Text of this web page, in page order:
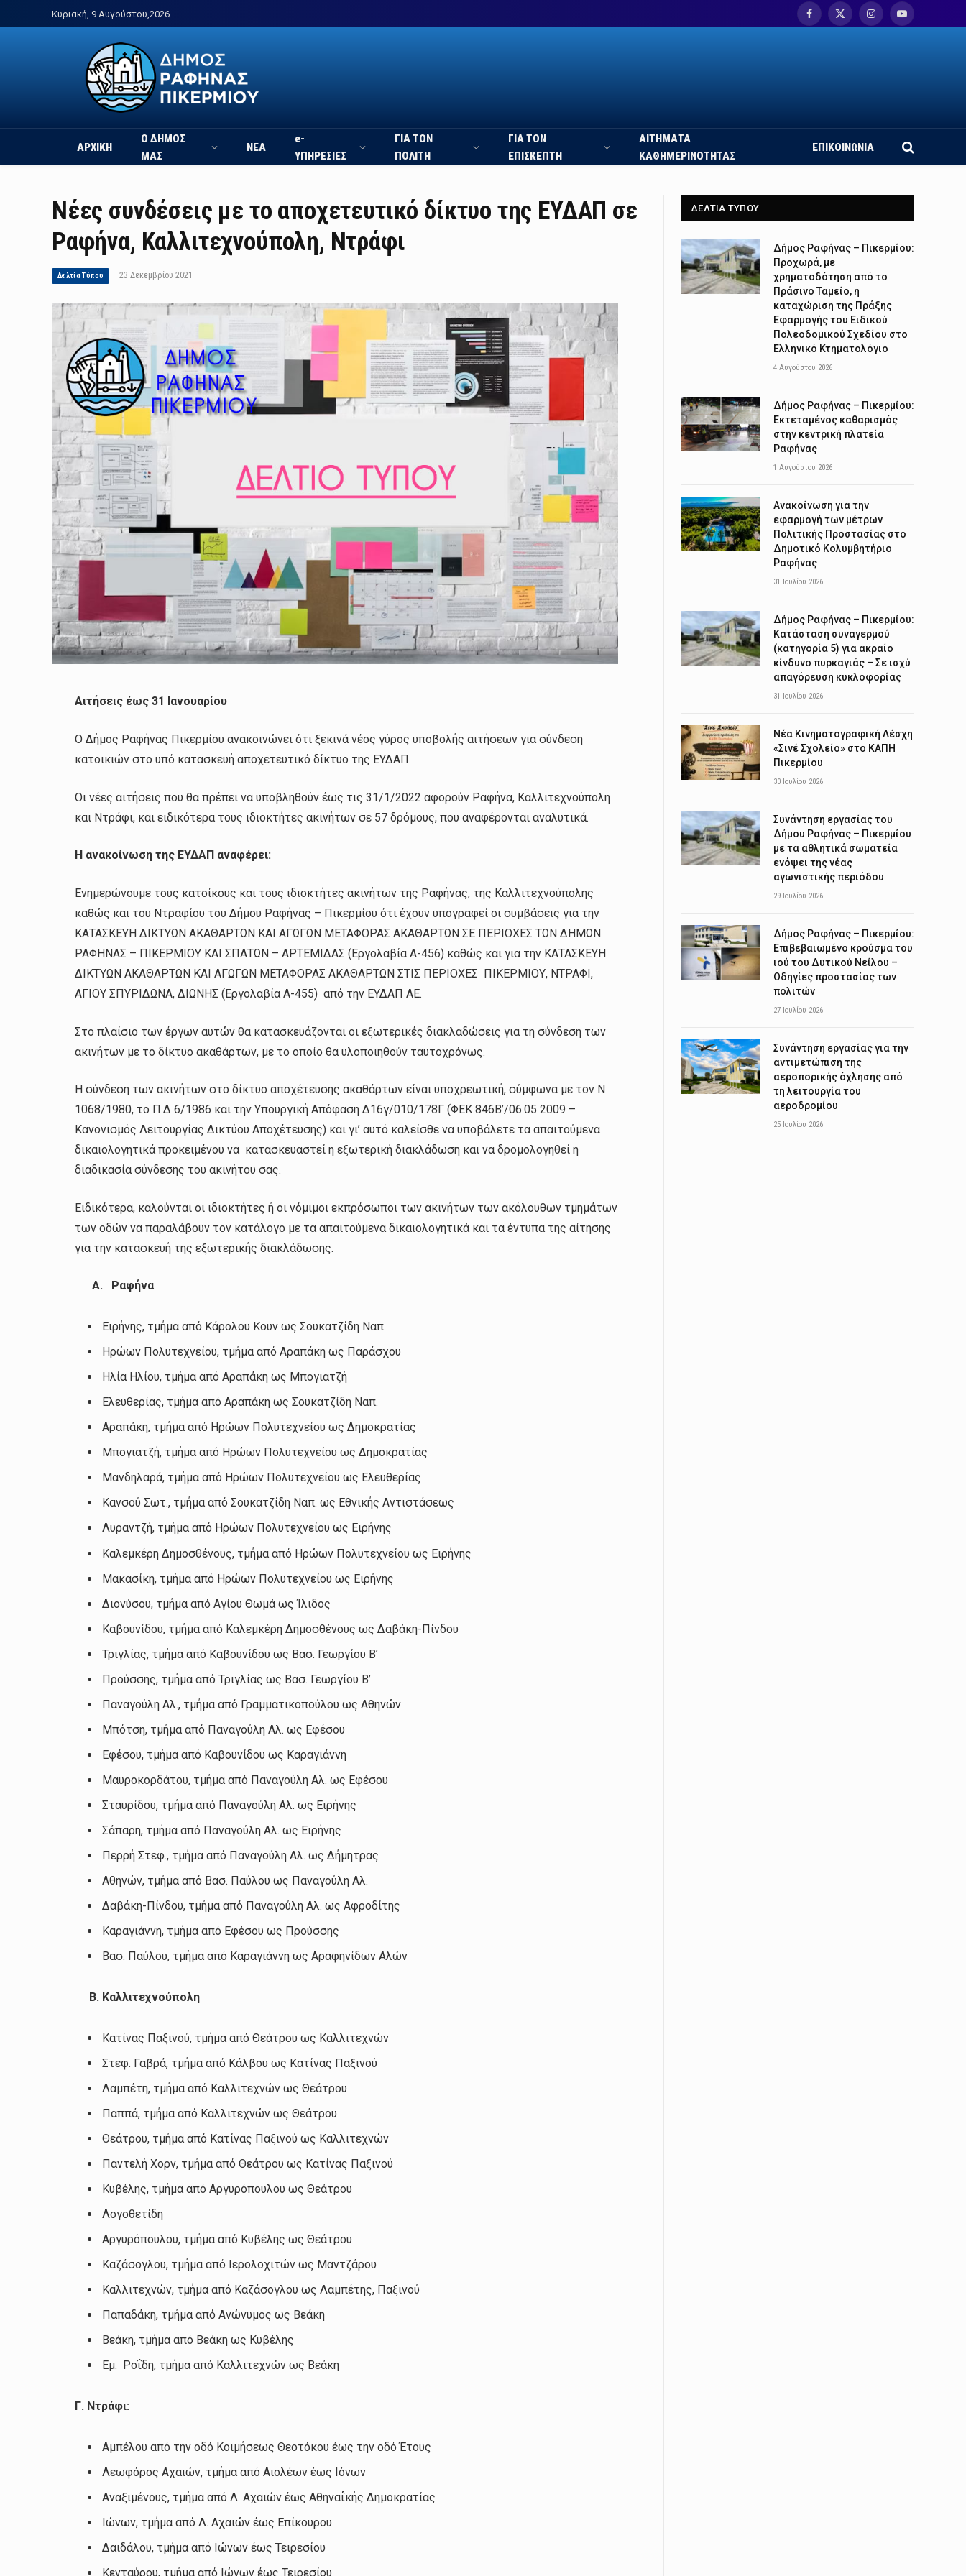
Κυριακή, 9 Αυγούστου,2026
Facebook
X
InstagramYouTube
ΑΡΧΙΚΗ
Ο ΔΗΜΟΣ
ΜΑΣ
ΝΕΑ
e-
ΥΠΗΡΕΣΙΕΣ
ΓΙΑ ΤΟΝ
ΠΟΛΙΤΗ
ΓΙΑ ΤΟΝ
ΕΠΙΣΚΕΠΤΗ
ΑΙΤΗΜΑΤΑ
ΚΑΘΗΜΕΡΙΝΟΤΗΤΑΣ
ΕΠΙΚΟΙΝΩΝΙΑ
Νέες συνδέσεις με το αποχετευτικό δίκτυο της ΕΥΔΑΠ σε
Ραφήνα, Καλλιτεχνούπολη, Ντράφι
Δελτία Τύπου 23 Δεκεμβρίου 2021
Αιτήσεις έως 31 Ιανουαρίου
Ο Δήμος Ραφήνας Πικερμίου ανακοινώνει ότι ξεκινά νέος γύρος υποβολής αιτήσεων για σύνδεση
κατοικιών στο υπό κατασκευή αποχετευτικό δίκτυο της ΕΥΔΑΠ.
Οι νέες αιτήσεις που θα πρέπει να υποβληθούν έως τις 31/1/2022 αφορούν Ραφήνα, Καλλιτεχνούπολη
και Ντράφι, και ειδικότερα τους ιδιοκτήτες ακινήτων σε 57 δρόμους, που αναφέρονται αναλυτικά.
Η ανακοίνωση της ΕΥΔΑΠ αναφέρει:
Ενημερώνουμε τους κατοίκους και τους ιδιοκτήτες ακινήτων της Ραφήνας, της Καλλιτεχνούπολης
καθώς και του Ντραφίου του Δήμου Ραφήνας – Πικερμίου ότι έχουν υπογραφεί οι συμβάσεις για την
ΚΑΤΑΣΚΕΥΗ ΔΙΚΤΥΩΝ ΑΚΑΘΑΡΤΩΝ ΚΑΙ ΑΓΩΓΩΝ ΜΕΤΑΦΟΡΑΣ ΑΚΑΘΑΡΤΩΝ ΣΕ ΠΕΡΙΟΧΕΣ ΤΩΝ ΔΗΜΩΝ
ΡΑΦΗΝΑΣ – ΠΙΚΕΡΜΙΟΥ ΚΑΙ ΣΠΑΤΩΝ – ΑΡΤΕΜΙΔΑΣ (Εργολαβία Α-456) καθώς και για την ΚΑΤΑΣΚΕΥΗ
ΔΙΚΤΥΩΝ ΑΚΑΘΑΡΤΩΝ ΚΑΙ ΑΓΩΓΩΝ ΜΕΤΑΦΟΡΑΣ ΑΚΑΘΑΡΤΩΝ ΣΤΙΣ ΠΕΡΙΟΧΕΣ ΠΙΚΕΡΜΙΟΥ, ΝΤΡΑΦΙ,
ΑΓΙΟΥ ΣΠΥΡΙΔΩΝΑ, ΔΙΩΝΗΣ (Εργολαβία Α-455) από την ΕΥΔΑΠ ΑΕ.
Στο πλαίσιο των έργων αυτών θα κατασκευάζονται οι εξωτερικές διακλαδώσεις για τη σύνδεση των
ακινήτων με το δίκτυο ακαθάρτων, με το οποίο θα υλοποιηθούν ταυτοχρόνως.
Η σύνδεση των ακινήτων στο δίκτυο αποχέτευσης ακαθάρτων είναι υποχρεωτική, σύμφωνα με τον Ν
1068/1980, το Π.Δ 6/1986 και την Υπουργική Απόφαση Δ16γ/010/178Γ (ΦΕΚ 846Β’/06.05 2009 –
Κανονισμός Λειτουργίας Δικτύου Αποχέτευσης) και γι’ αυτό καλείσθε να υποβάλετε τα απαιτούμενα
δικαιολογητικά προκειμένου να κατασκευαστεί η εξωτερική διακλάδωση και να δρομολογηθεί η
διαδικασία σύνδεσης του ακινήτου σας.
Ειδικότερα, καλούνται οι ιδιοκτήτες ή οι νόμιμοι εκπρόσωποι των ακινήτων των ακόλουθων τμημάτων
των οδών να παραλάβουν τον κατάλογο με τα απαιτούμενα δικαιολογητικά και τα έντυπα της αίτησης
για την κατασκευή της εξωτερικής διακλάδωσης.
Α. Ραφήνα
Ειρήνης, τμήμα από Κάρολου Κουν ως Σουκατζίδη Ναπ.
Ηρώων Πολυτεχνείου, τμήμα από Αραπάκη ως Παράσχου
Ηλία Ηλίου, τμήμα από Αραπάκη ως Μπογιατζή
Ελευθερίας, τμήμα από Αραπάκη ως Σουκατζίδη Ναπ.
Αραπάκη, τμήμα από Ηρώων Πολυτεχνείου ως Δημοκρατίας
Μπογιατζή, τμήμα από Ηρώων Πολυτεχνείου ως Δημοκρατίας
Μανδηλαρά, τμήμα από Ηρώων Πολυτεχνείου ως Ελευθερίας
Κανσού Σωτ., τμήμα από Σουκατζίδη Ναπ. ως Εθνικής Αντιστάσεως
Λυραντζή, τμήμα από Ηρώων Πολυτεχνείου ως Ειρήνης
Καλεμκέρη Δημοσθένους, τμήμα από Ηρώων Πολυτεχνείου ως Ειρήνης
Μακασίκη, τμήμα από Ηρώων Πολυτεχνείου ως Ειρήνης
Διονύσου, τμήμα από Αγίου Θωμά ως Ίλιδος
Καβουνίδου, τμήμα από Καλεμκέρη Δημοσθένους ως Δαβάκη-Πίνδου
Τριγλίας, τμήμα από Καβουνίδου ως Βασ. Γεωργίου Β’
Προύσσης, τμήμα από Τριγλίας ως Βασ. Γεωργίου Β’
Παναγούλη Αλ., τμήμα από Γραμματικοπούλου ως Αθηνών
Μπότση, τμήμα από Παναγούλη Αλ. ως Εφέσου
Εφέσου, τμήμα από Καβουνίδου ως Καραγιάννη
Μαυροκορδάτου, τμήμα από Παναγούλη Αλ. ως Εφέσου
Σταυρίδου, τμήμα από Παναγούλη Αλ. ως Ειρήνης
Σάπαρη, τμήμα από Παναγούλη Αλ. ως Ειρήνης
Περρή Στεφ., τμήμα από Παναγούλη Αλ. ως Δήμητρας
Αθηνών, τμήμα από Βασ. Παύλου ως Παναγούλη Αλ.
Δαβάκη-Πίνδου, τμήμα από Παναγούλη Αλ. ως Αφροδίτης
Καραγιάννη, τμήμα από Εφέσου ως Προύσσης
Βασ. Παύλου, τμήμα από Καραγιάννη ως Αραφηνίδων Αλών
Β. Καλλιτεχνούπολη
Κατίνας Παξινού, τμήμα από Θεάτρου ως Καλλιτεχνών
Στεφ. Γαβρά, τμήμα από Κάλβου ως Κατίνας Παξινού
Λαμπέτη, τμήμα από Καλλιτεχνών ως Θεάτρου
Παππά, τμήμα από Καλλιτεχνών ως Θεάτρου
Θεάτρου, τμήμα από Κατίνας Παξινού ως Καλλιτεχνών
Παντελή Χορν, τμήμα από Θεάτρου ως Κατίνας Παξινού
Κυβέλης, τμήμα από Αργυρόπουλου ως Θεάτρου
Λογοθετίδη
Αργυρόπουλου, τμήμα από Κυβέλης ως Θεάτρου
Καζάσογλου, τμήμα από Ιερολοχιτών ως Μαντζάρου
Καλλιτεχνών, τμήμα από Καζάσογλου ως Λαμπέτης, Παξινού
Παπαδάκη, τμήμα από Ανώνυμος ως Βεάκη
Βεάκη, τμήμα από Βεάκη ως Κυβέλης
Εμ. Ροΐδη, τμήμα από Καλλιτεχνών ως Βεάκη
Γ. Ντράφι:
Αμπέλου από την οδό Κοιμήσεως Θεοτόκου έως την οδό Έτους
Λεωφόρος Αχαιών, τμήμα από Αιολέων έως Ιόνων
Αναξιμένους, τμήμα από Λ. Αχαιών έως Αθηναΐκής Δημοκρατίας
Ιώνων, τμήμα από Λ. Αχαιών έως Επίκουρου
Δαιδάλου, τμήμα από Ιώνων έως Τειρεσίου
Κενταύρου, τμήμα από Ιώνων έως Τειρεσίου
ΔΕΛΤΙΑ ΤΥΠΟΥ
Δήμος Ραφήνας – Πικερμίου:
Προχωρά, με
χρηματοδότηση από το
Πράσινο Ταμείο, η
καταχώριση της Πράξης
Εφαρμογής του Ειδικού
Πολεοδομικού Σχεδίου στο
Ελληνικό Κτηματολόγιο
4 Αυγούστου 2026
Δήμος Ραφήνας – Πικερμίου:
Εκτεταμένος καθαρισμός
στην κεντρική πλατεία
Ραφήνας
1 Αυγούστου 2026
Ανακοίνωση για την
εφαρμογή των μέτρων
Πολιτικής Προστασίας στο
Δημοτικό Κολυμβητήριο
Ραφήνας
31 Ιουλίου 2026
Δήμος Ραφήνας – Πικερμίου:
Κατάσταση συναγερμού
(κατηγορία 5) για ακραίο
κίνδυνο πυρκαγιάς – Σε ισχύ
απαγόρευση κυκλοφορίας
31 Ιουλίου 2026
Νέα Κινηματογραφική Λέσχη
«Σινέ Σχολείο» στο ΚΑΠΗ
Πικερμίου
30 Ιουλίου 2026
Συνάντηση εργασίας του
Δήμου Ραφήνας – Πικερμίου
με τα αθλητικά σωματεία
ενόψει της νέας
αγωνιστικής περιόδου
29 Ιουλίου 2026
Δήμος Ραφήνας – Πικερμίου:
Επιβεβαιωμένο κρούσμα του
ιού του Δυτικού Νείλου –
Οδηγίες προστασίας των
πολιτών
27 Ιουλίου 2026
Συνάντηση εργασίας για την
αντιμετώπιση της
αεροπορικής όχλησης από
τη λειτουργία του
αεροδρομίου
25 Ιουλίου 2026